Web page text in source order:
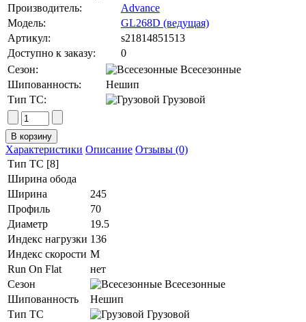
Производитель:
Advance
Модель:
GL268D (ведущая)
Артикул:
s21814851513
Доступно к заказу:
0
Сезон:
Всесезонные
Шипованность:
Нешип
Тип ТС:
Грузовой
Характеристики Описание Отзывы (0)
Тип ТС [8]
Ширина обода
Ширина
245
Профиль
70
Диаметр
19.5
Индекс нагрузки 136
Индекс скорости M
Run On Flat
нет
Сезон
Всесезонные
Шипованность
Нешип
Тип ТС
Грузовой